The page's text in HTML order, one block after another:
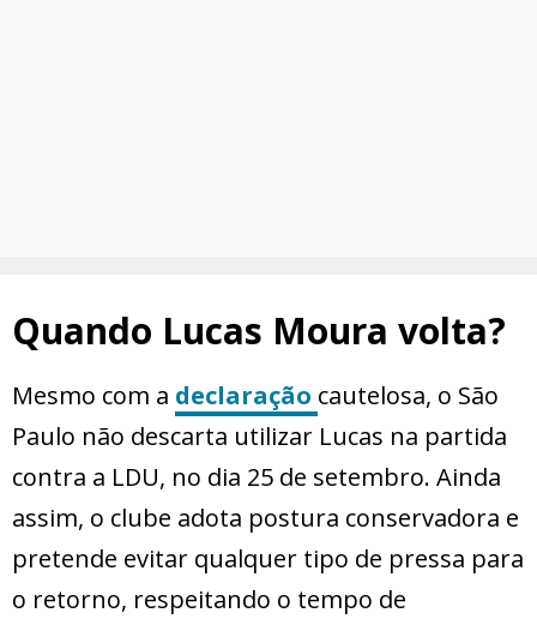
Quando Lucas Moura volta?
Mesmo com a declaração cautelosa, o São
Paulo não descarta utilizar Lucas na partida
contra a LDU, no dia 25 de setembro. Ainda
assim, o clube adota postura conservadora e
pretende evitar qualquer tipo de pressa para
o retorno, respeitando o tempo de